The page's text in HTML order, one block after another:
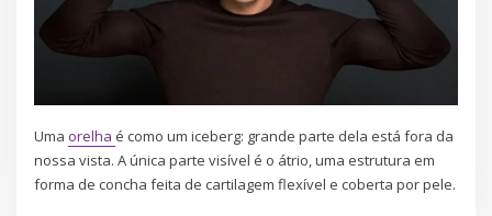
Uma orelha é como um iceberg: grande parte dela está fora da
nossa vista. A única parte visível é o átrio, uma estrutura em
forma de concha feita de cartilagem flexível e coberta por pele.